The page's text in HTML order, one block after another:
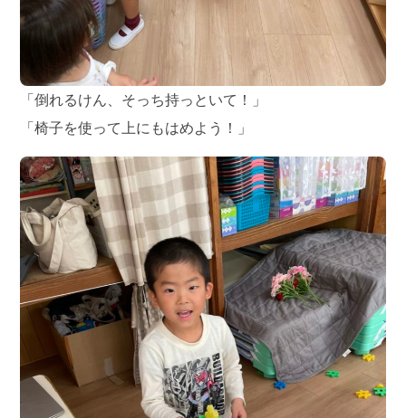
「倒れるけん、そっち持っといて！」
「椅子を使って上にもはめよう！」